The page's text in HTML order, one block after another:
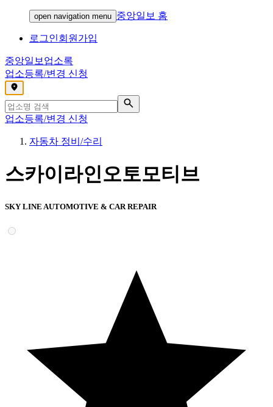
open navigation menu 중앙일보 홈
로그인회원가입
중앙일보 업소록
업소등록/변경 신청
,
업소등록/변경 신청
자동차 정비/수리
스카이라인오토모티브
SKY LINE AUTOMOTIVE & CAR REPAIR